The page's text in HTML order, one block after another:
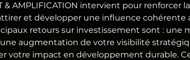
& AMPLIFICATION intervient pour renforcer
et développer une influence cohérente
retours sur investissement sont : une
augmentation de votre visibilité
votre impact en développement durable.